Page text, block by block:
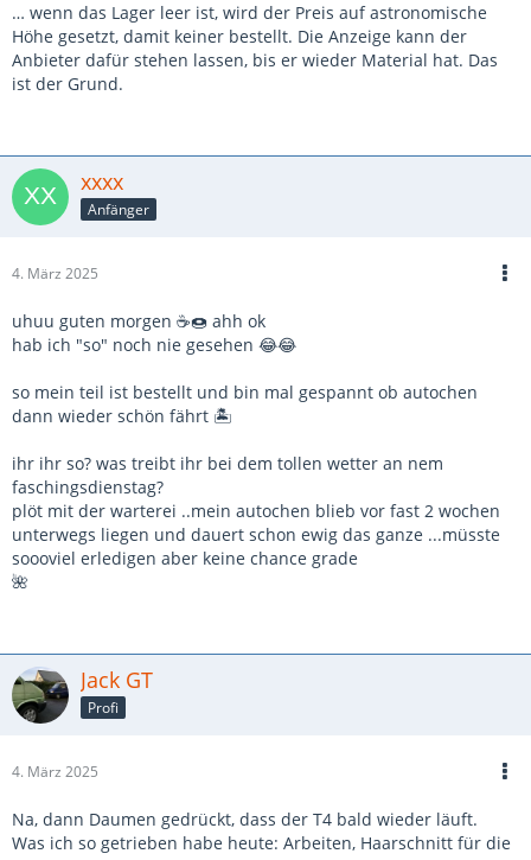
… wenn das Lager leer ist, wird der Preis auf astronomische
Höhe gesetzt, damit keiner bestellt. Die Anzeige kann der
Anbieter dafür stehen lassen, bis er wieder Material hat. Das
ist der Grund.
xxxx
Anfänger
4. März 2025
uhuu guten morgen ☕🍩 ahh ok
hab ich "so" noch nie gesehen 😂😂
so mein teil ist bestellt und bin mal gespannt ob autochen
dann wieder schön fährt 🏝️
ihr ihr so? was treibt ihr bei dem tollen wetter an nem
faschingsdienstag?
plöt mit der warterei ..mein autochen blieb vor fast 2 wochen
unterwegs liegen und dauert schon ewig das ganze ...müsste
soooviel erledigen aber keine chance grade
🌺
Jack GT
Profi
4. März 2025
Na, dann Daumen gedrückt, dass der T4 bald wieder läuft.
Was ich so getrieben habe heute: Arbeiten, Haarschnitt für die